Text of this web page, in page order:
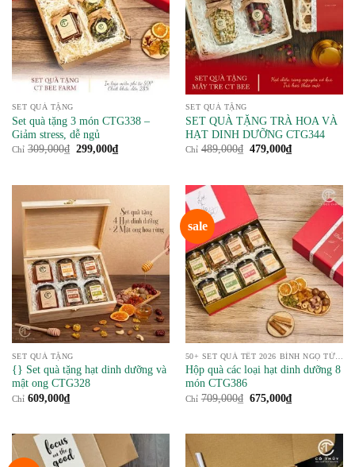
SET QUÀ TẶNG
Set quà tặng 3 món CTG338 –
Giảm stress, dễ ngủ
Chỉ 309,000₫ Giá
299,000₫Giá
SET QUÀ TẶNG
SET QUÀ TẶNG TRÀ HOA VÀ
HẠT DINH DƯỠNG CTG344
Chỉ 489,000₫ Giá
479,000₫Giá
479,000₫.
SET QUÀ TẶNG
{} Set quà tặng hạt dinh dưỡng và
mật ong CTG328
Chỉ 609,000₫
sale
Hộp quà các loại hạt dinh dưỡng 8
món CTG386
Chỉ 709,000₫ Giá
675,000₫Giá
675,000₫.